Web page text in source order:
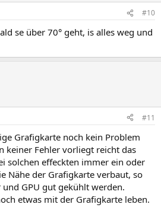
#10
se über 70° geht, is alles weg und
#11
Grafigkarte noch kein Problem
keiner Fehler vorliegt reicht das
solchen effeckten immer ein oder
Nähe der Grafigkarte verbaut, so
GPU gut gekühlt werden.
etwas mit der Grafigkarte leben.